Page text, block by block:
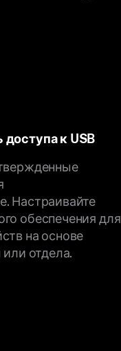
к USB
Настраивайте
обеспечения для
на основе
или отдела.